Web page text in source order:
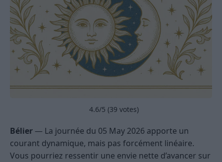
4.6/5 (39 votes)
Bélier — La journée du 05 May 2026 apporte un
courant dynamique, mais pas forcément linéaire.
Vous pourriez ressentir une envie nette d’avancer sur